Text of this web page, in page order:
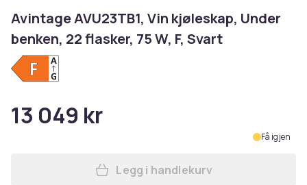
Avintage AVU23TB1, Vin kjøleskap, Under
benken, 22 flasker, 75 W, F, Svart
13 049 kr
Få igjen
Legg Avintage AVU23TB1,
Legg i handlekurv